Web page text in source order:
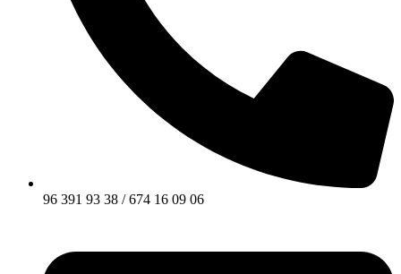
96 391 93 38 / 674 16 09 06